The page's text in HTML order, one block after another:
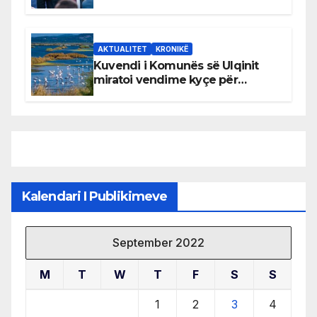
AKTUALITET KRONIKË
Kuvendi i Komunës së Ulqinit
miratoi vendime kyçe për
Kalendari I Publikimeve
September 2022
M T W T F S S
1 2 3 4